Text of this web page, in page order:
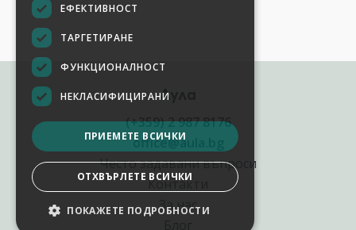
Аула
(+359) 2 987 8176
office@aula.bg
Често задавани въпроси
Контакти
За нас
ЕФЕКТИВНОСТ
ТАРГЕТИРАНЕ
ФУНКЦИОНАЛНОСТ
НЕКЛАСИФИЦИРАНИ
ПРИЕМЕТЕ ВСИЧКИ
ОТХВЪРЛЕТЕ ВСИЧКИ
ПОКАЖЕТЕ ПОДРОБНОСТИ